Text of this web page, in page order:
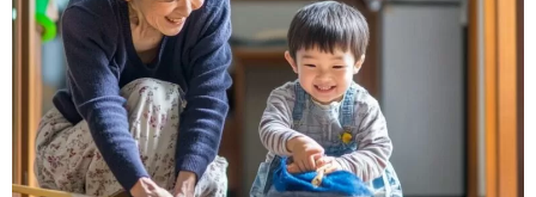
仮想キーボード
フォーム入力でキーボードを表示
キーボード操作ハイライト
キーボードで操作中の要素を強調表示
音声操作